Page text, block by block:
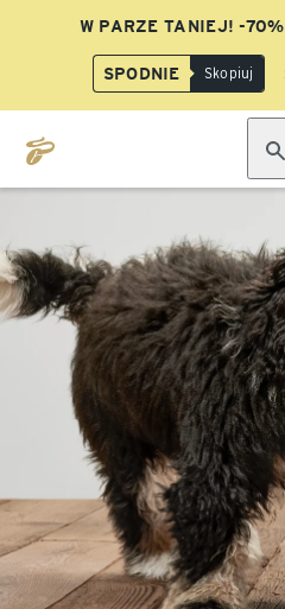
W PARZE TANIEJ! -
SPODNIE Skopiuj